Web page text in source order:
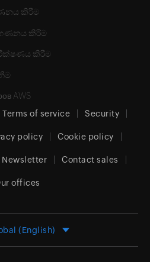
කිරීම
කිරීම
කිරීම
AWS
Terms of service Security
policy Cookie policy
Newsletter Contact sales
offices
(English)